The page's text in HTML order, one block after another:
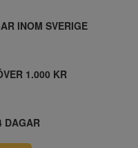
INOM SVERIGE
1.000 KR
DAGAR